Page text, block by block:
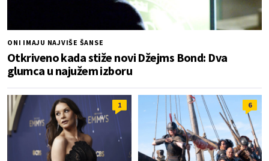
ONI IMAJU NAJVIŠE ŠANSE
Otkriveno kada stiže novi Džejms Bond: Dva
glumca u najužem izboru
1 6